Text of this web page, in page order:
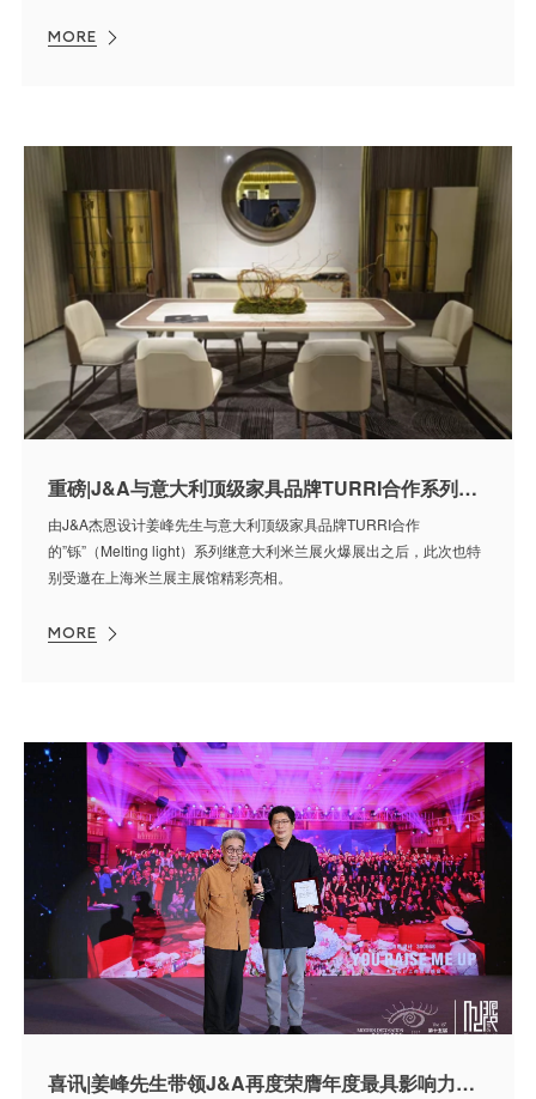
MORE
重磅|J&A与意大利顶级家具品牌TURRI合作系列作品“铄”继意大利米兰展后首次亮相中国
由J&A杰恩设计姜峰先生与意大利顶级家具品牌TURRI合作
的”铄”（Melting light）系列继意大利米兰展火爆展出之后，此次也特
别受邀在上海米兰展主展馆精彩亮相。
MORE
喜讯|姜峰先生带领J&A再度荣膺年度最具影响力团队大奖